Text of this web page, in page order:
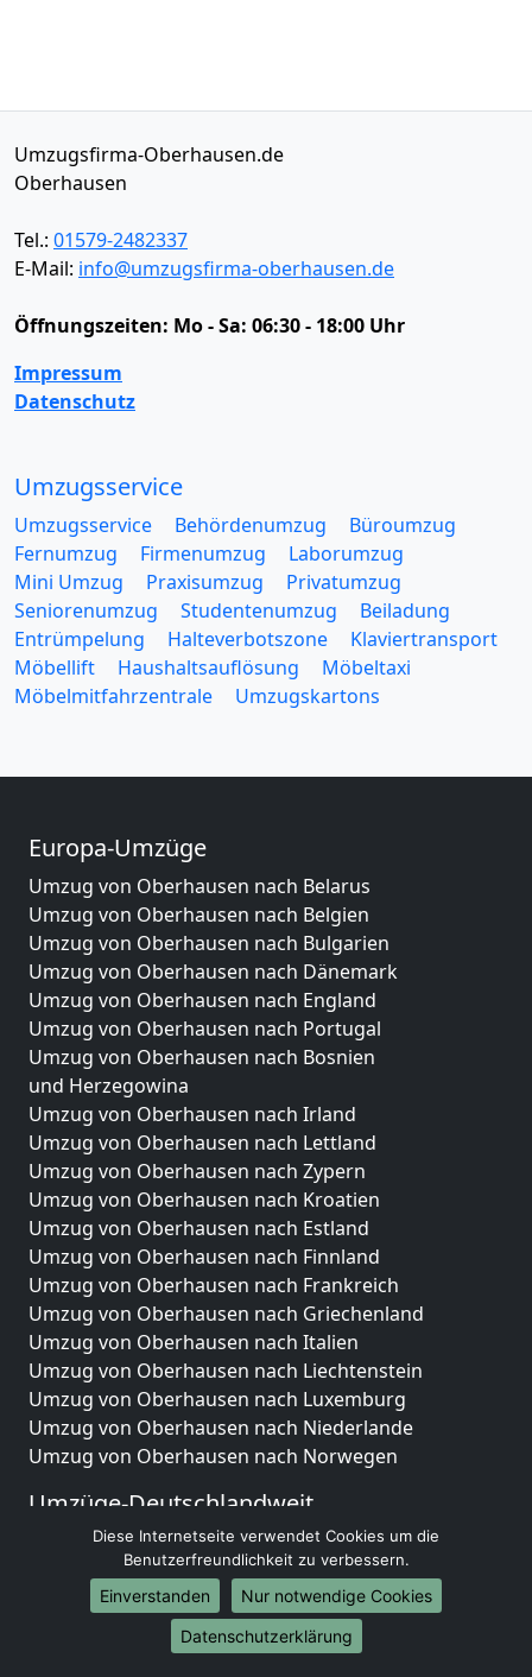
Umzugsfirma-Oberhausen.de
Oberhausen
Tel.: 01579-2482337
E-Mail: info@umzugsfirma-oberhausen.de
Öffnungszeiten: Mo - Sa: 06:30 - 18:00 Uhr
Impressum
Datenschutz
Umzugsservice
Umzugsservice Behördenumzug
Büroumzug
Fernumzug
Firmenumzug
Laborumzug
Mini Umzug
Praxisumzug
Privatumzug
Seniorenumzug
Studentenumzug
Beiladung
Entrümpelung
Halteverbotszone
Klaviertransport
Möbellift
Haushaltsauflösung
Möbeltaxi
Möbelmitfahrzentrale
Umzugskartons
Europa-Umzüge
Umzug von Oberhausen nach Belarus
Umzug von Oberhausen nach Belgien
Umzug von Oberhausen nach Bulgarien
Umzug von Oberhausen nach Dänemark
Umzug von Oberhausen nach England
Umzug von Oberhausen nach Portugal
Umzug von Oberhausen nach Bosnien
und Herzegowina
Umzug von Oberhausen nach Irland
Umzug von Oberhausen nach Lettland
Umzug von Oberhausen nach Zypern
Umzug von Oberhausen nach Kroatien
Umzug von Oberhausen nach Estland
Umzug von Oberhausen nach Finnland
Umzug von Oberhausen nach Frankreich
Umzug von Oberhausen nach Griechenland
Umzug von Oberhausen nach Italien
Umzug von Oberhausen nach Liechtenstein
Umzug von Oberhausen nach Luxemburg
Umzug von Oberhausen nach Niederlande
Umzug von Oberhausen nach Norwegen
Umzüge-Deutschlandweit
Umzug von Oberhausen nach Berlin
Umzug von Oberhausen nach Hamburg
Umzug von Oberhausen nach München
Umzug von Oberhausen nach Köln
Umzug von Oberhausen nach Frankfurt am Main
Diese Internetseite verwendet Cookies um die
Benutzerfreundlichkeit zu verbessern.
Einverstanden
Nur notwendige Cookies
Datenschutzerklärung